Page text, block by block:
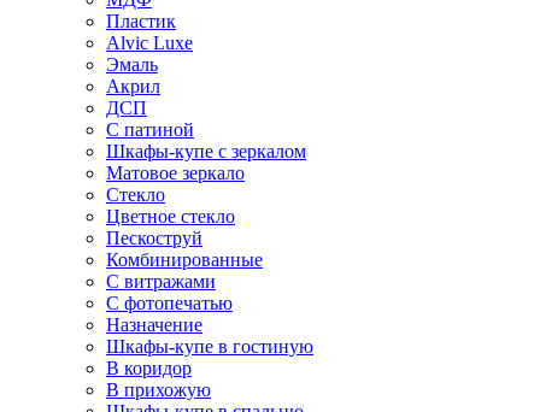
Пластик
Alvic Luxe
Эмаль
Акрил
ДСП
С патиной
Шкафы-купе с зеркалом
Матовое зеркало
Стекло
Цветное стекло
Пескоструй
Комбинированные
С витражами
С фотопечатью
Назначение
Шкафы-купе в гостиную
В коридор
В прихожую